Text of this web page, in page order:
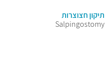
תיקון חצוצרות
Salpingostomy